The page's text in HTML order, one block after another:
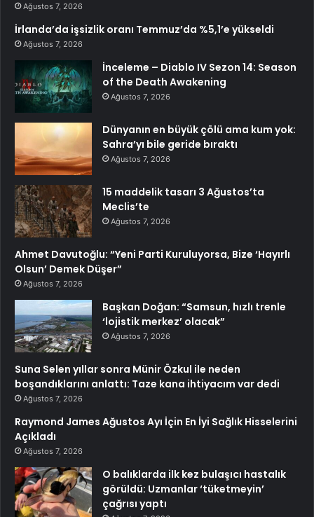
Ağustos 7, 2026
İrlanda’da işsizlik oranı Temmuz’da %5,1’e yükseldi
Ağustos 7, 2026
İnceleme – Diablo IV Sezon 14: Season
of the Death Awakening
Ağustos 7, 2026
Dünyanın en büyük çölü ama kum yok:
Sahra’yı bile geride bıraktı
Ağustos 7, 2026
15 maddelik tasarı 3 Ağustos’ta
Meclis’te
Ağustos 7, 2026
Ahmet Davutoğlu: “Yeni Parti Kuruluyorsa, Bize ‘Hayırlı
Olsun’ Demek Düşer”
Ağustos 7, 2026
Başkan Doğan: “Samsun, hızlı trenle
‘lojistik merkez’ olacak”
Ağustos 7, 2026
Suna Selen yıllar sonra Münir Özkul ile neden
boşandıklarını anlattı: Taze kana ihtiyacım var dedi
Ağustos 7, 2026
Raymond James Ağustos Ayı İçin En İyi Sağlık Hisselerini
Açıkladı
Ağustos 7, 2026
O balıklarda ilk kez bulaşıcı hastalık
görüldü: Uzmanlar ‘tüketmeyin’
çağrısı yaptı